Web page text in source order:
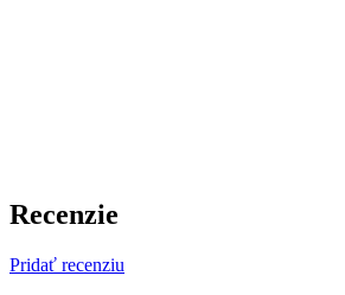
Recenzie
Pridať recenziu